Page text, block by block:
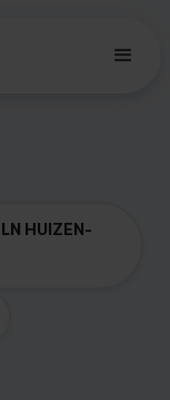
HUIZEN-